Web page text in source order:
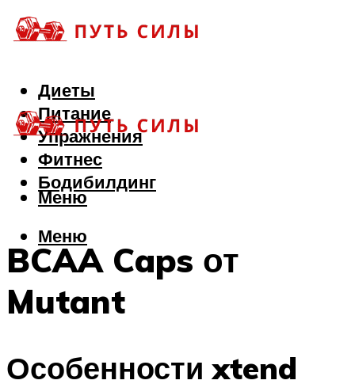
Диеты
Питание
Упражнения
Фитнес
Бодибилдинг
Меню
Меню
BCAA Caps от
Mutant
Особенности xtend